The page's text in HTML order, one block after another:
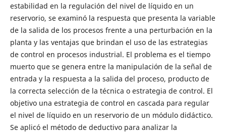
estabilidad en la regulación del nivel de líquido en un
reservorio, se examinó la respuesta que presenta la variable
de la salida de los procesos frente a una perturbación en la
planta y las ventajas que brindan el uso de las estrategias
de control en procesos industrial. El problema es el tiempo
muerto que se genera entre la manipulación de la señal de
entrada y la respuesta a la salida del proceso, producto de
la correcta selección de la técnica o estrategia de control. El
objetivo una estrategia de control en cascada para regular
el nivel de líquido en un reservorio de un módulo didáctico.
Se aplicó el método de deductivo para analizar la